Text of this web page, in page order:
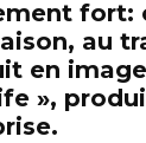
fort:
au
en
»,